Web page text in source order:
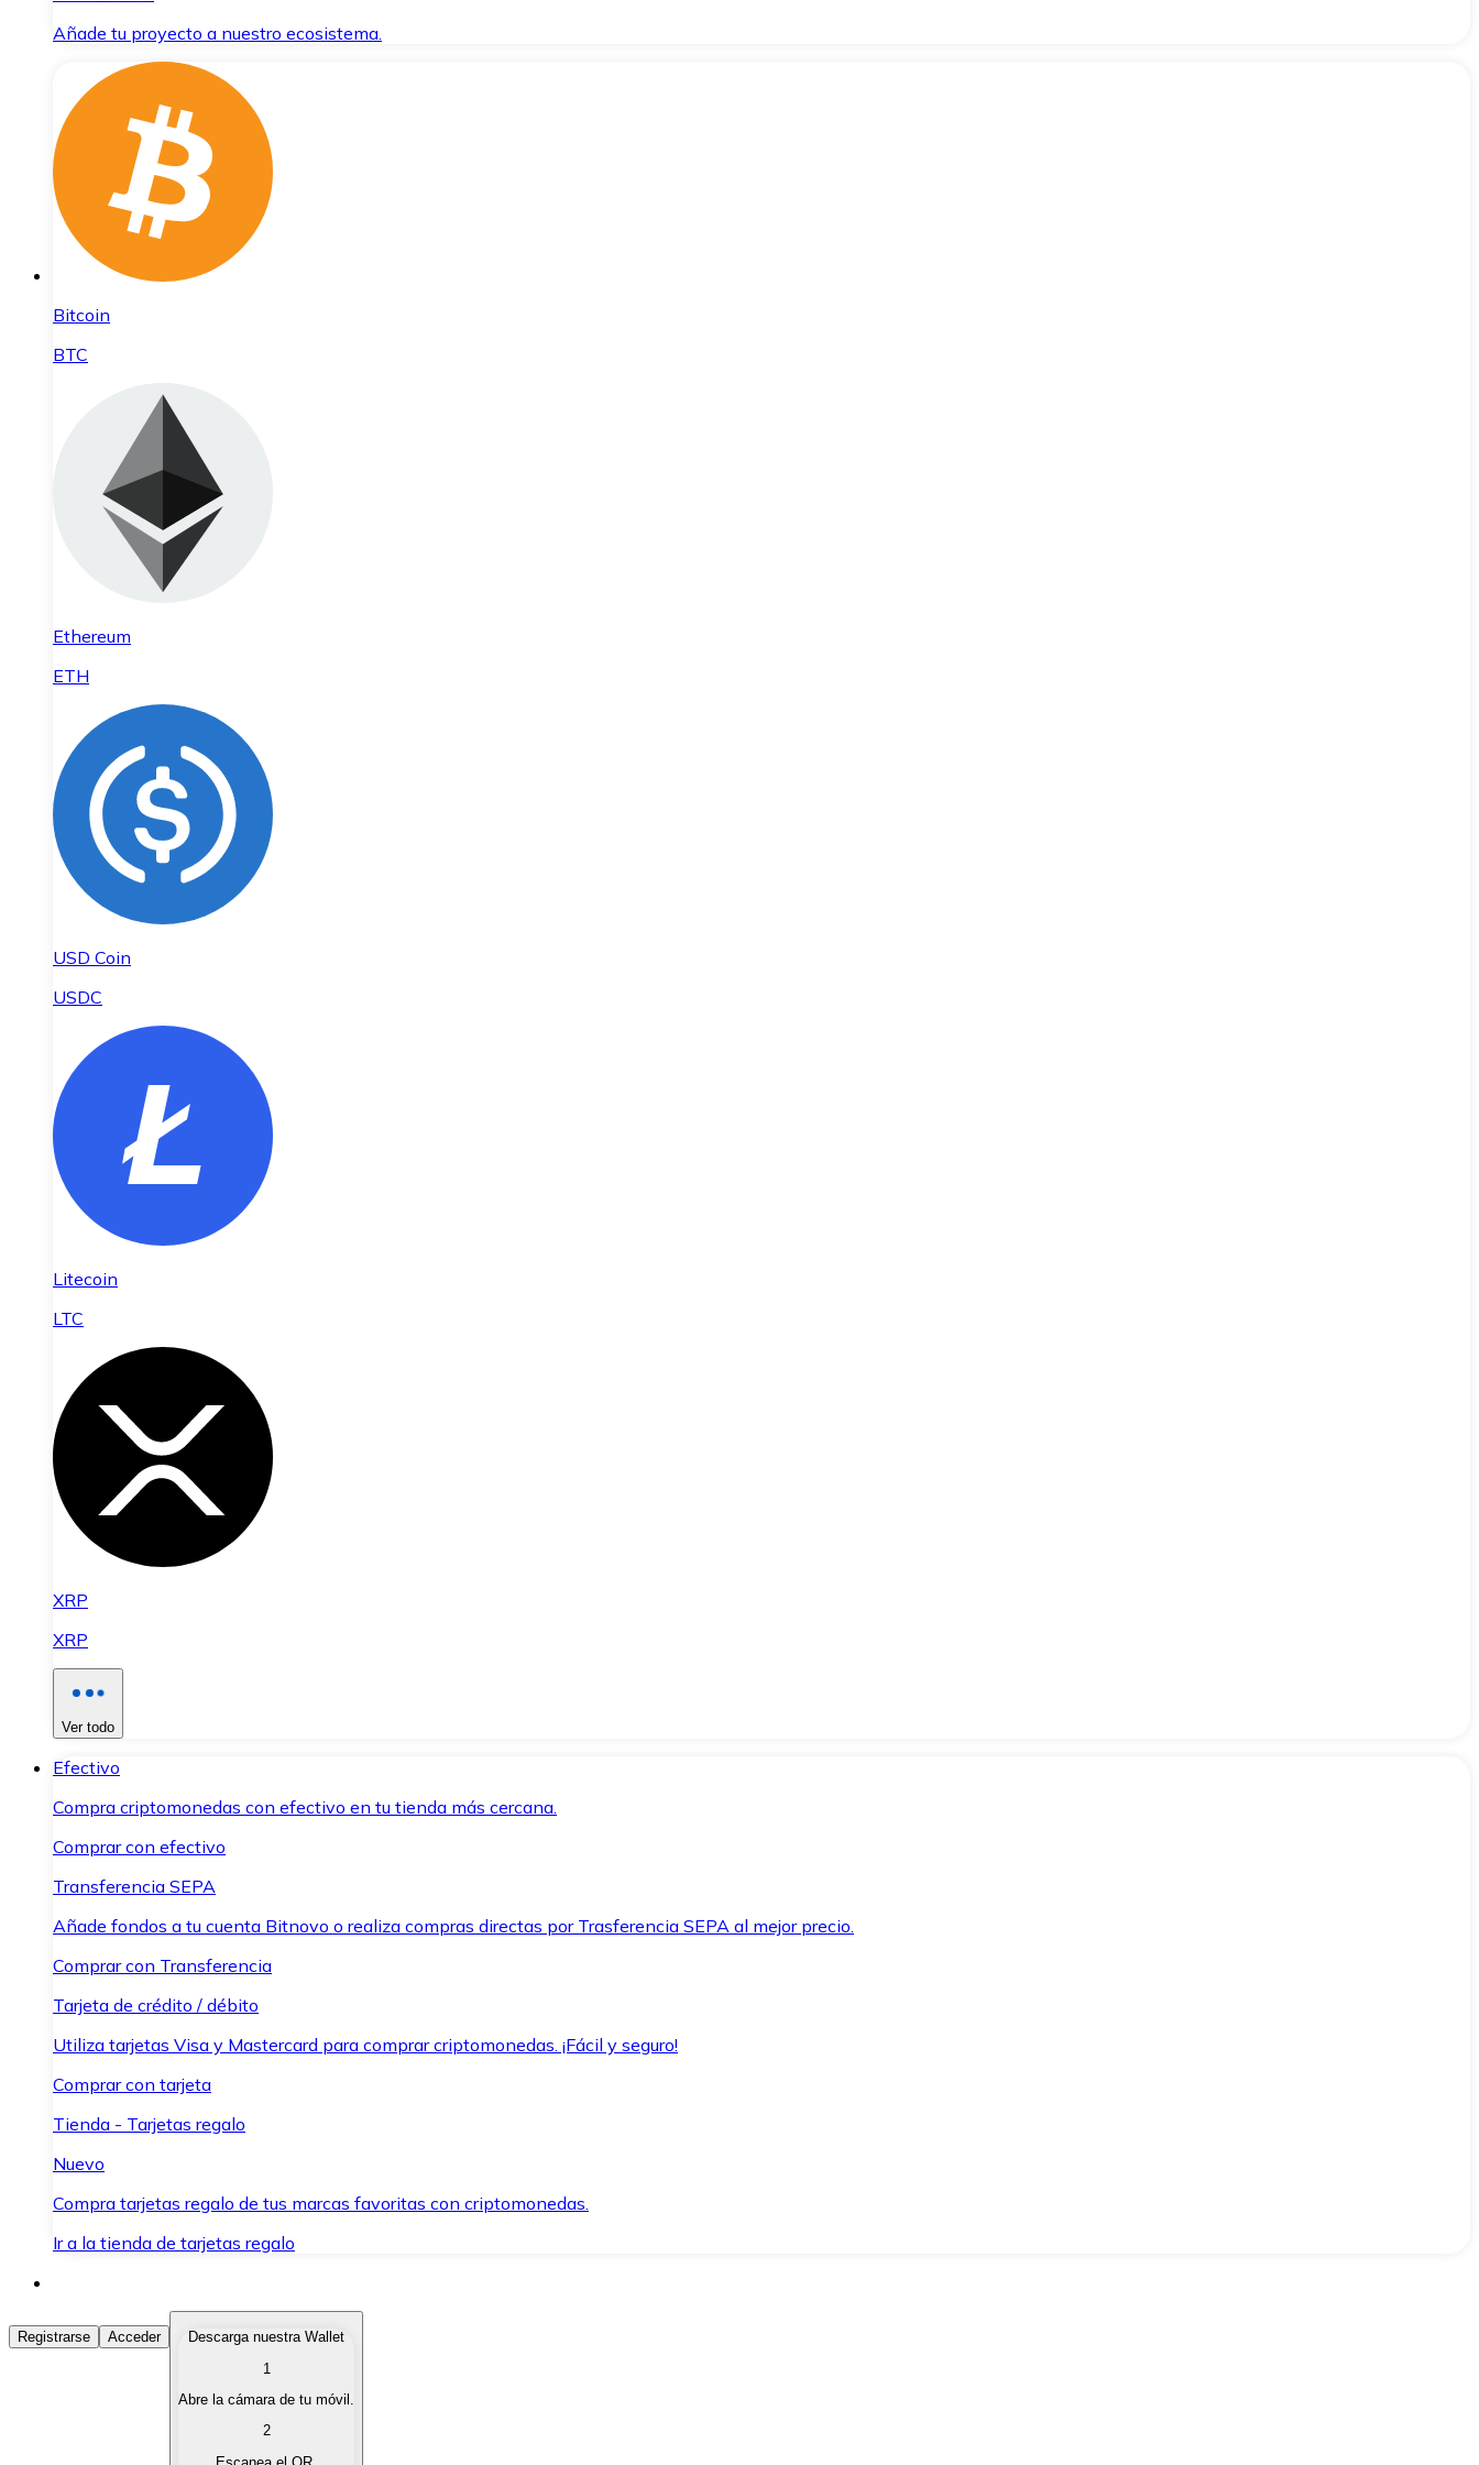
Añade tu proyecto a nuestro ecosistema.
Bitcoin
BTC
Ethereum
ETH
USD Coin
USDC
Litecoin
LTC
XRP
XRP
Ver todo
Efectivo
Compra criptomonedas con efectivo en tu tienda más cercana.
Comprar con efectivo
Transferencia SEPA
Añade fondos a tu cuenta Bitnovo o realiza compras directas por Trasferencia SEPA al mejor precio.
Comprar con Transferencia
Tarjeta de crédito / débito
Utiliza tarjetas Visa y Mastercard para comprar criptomonedas. ¡Fácil y seguro!
Comprar con tarjeta
Tienda - Tarjetas regalo
Nuevo
Compra tarjetas regalo de tus marcas favoritas con criptomonedas.
Ir a la tienda de tarjetas regalo
Comprar Criptomonedas
Compra criptomonedas con diferentes métodos de pago.
Vende tus criptomonedas de forma rápida y segura.
Registrarse Acceder
Descarga nuestra Wallet
1
Abre la cámara de tu móvil.
2